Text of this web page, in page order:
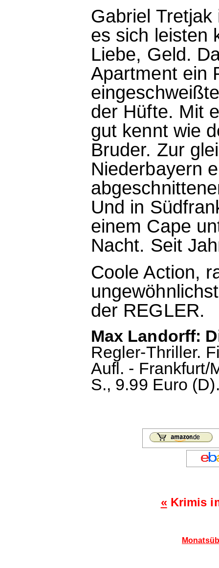
Gabriel
es sich leisten
Liebe, Geld.
Apartment ein
der Hüfte. Mit
gut kennt wie
Bruder. Zur
Niederbayern
Und in
einem Cape
Nacht. Seit
Coole Action,
der REGLER.
Max Landorff:
Regler-Thriller.
Aufl. - Frankfurt/
S., 9.99 Euro
«Krimis